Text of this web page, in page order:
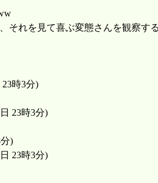
それを見て喜ぶ変態さんを観察す
時3分)
23時3分)
)
23時3分)